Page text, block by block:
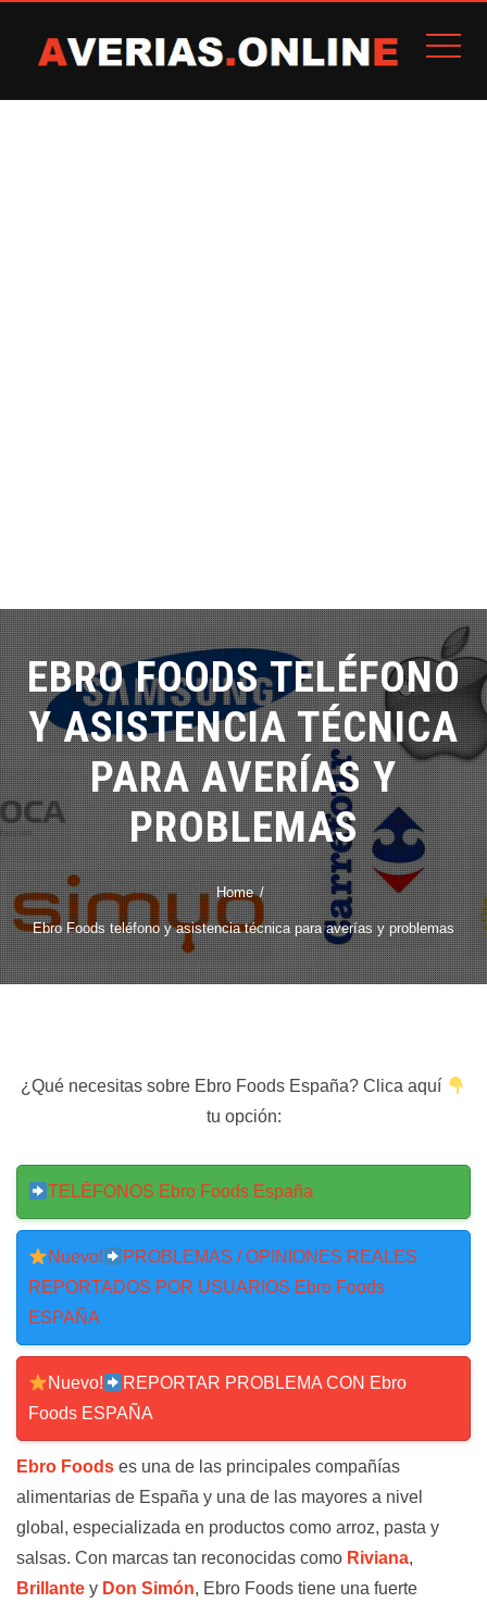
EBRO FOODS TELÉFONO
Y ASISTENCIA TÉCNICA
PARA AVERÍAS Y
PROBLEMAS
Home
Ebro Foods teléfono y asistencia técnica para averías y problemas
¿Qué necesitas sobre Ebro Foods España? Clica aquí
tu opción:
TELÉFONOS Ebro Foods España
Nuevo!
PROBLEMAS / OPINIONES REALES
REPORTADOS POR USUARIOS Ebro Foods
ESPAÑA
Nuevo!
REPORTAR PROBLEMA CON Ebro
Foods ESPAÑA
Ebro Foods es una de las principales compañías
alimentarias de España y una de las mayores a nivel
global, especializada en productos como arroz, pasta y
salsas. Con marcas tan reconocidas como Riviana,
Brillante y Don Simón, Ebro Foods tiene una fuerte